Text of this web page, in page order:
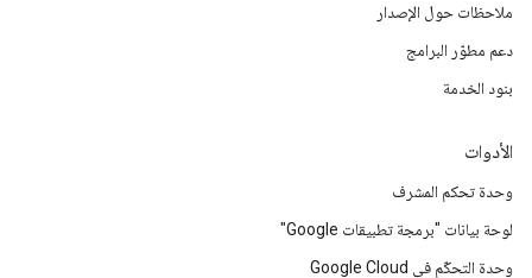
ملاحظات حول الإصدار
دعم مطوّر البرامج
بنود الخدمة
الأدوات
وحدة تحكم المشرف
لوحة بيانات "برمجة تطبيقات Google"
وحدة التحكّم في Google Cloud